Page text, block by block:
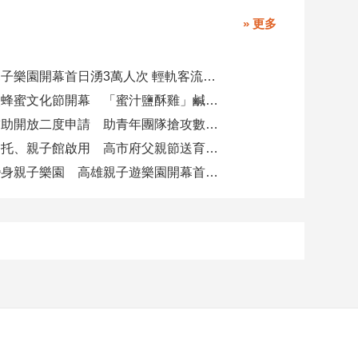
» 更多
全台最大親子樂園開幕首日湧3萬人次 輕軌客流增20倍
大崗山龍眼蜂蜜文化節開幕 「蜜汁鹽酥雞」鹹甜跨界搶話題
青創參展補助開放二度申請 助青年團隊搶攻數位轉型商機
阿蓮崗山公托、親子館啟用 高市府父親節送育兒暖禮
火車醫院變身親子樂園 高雄親子遊樂園開幕首日爆棚